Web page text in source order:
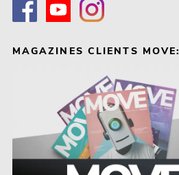
MAGAZINES CLIENTS MOVE: